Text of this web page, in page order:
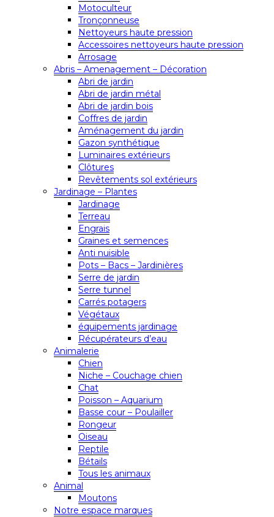
Motoculteur
Tronçonneuse
Nettoyeurs haute pression
Accessoires nettoyeurs haute pression
Arrosage
Abris – Amenagement – Décoration
Abri de jardin
Abri de jardin métal
Abri de jardin bois
Coffres de jardin
Aménagement du jardin
Gazon synthétique
Luminaires extérieurs
Clôtures
Revêtements sol extérieurs
Jardinage – Plantes
Jardinage
Terreau
Engrais
Graines et semences
Anti nuisible
Pots – Bacs – Jardinières
Serre de jardin
Serre tunnel
Carrés potagers
Végétaux
équipements jardinage
Récupérateurs d’eau
Animalerie
Chien
Niche – Couchage chien
Chat
Poisson – Aquarium
Basse cour – Poulailler
Rongeur
Oiseau
Reptile
Bétails
Tous les animaux
Animal
Moutons
Notre espace marques